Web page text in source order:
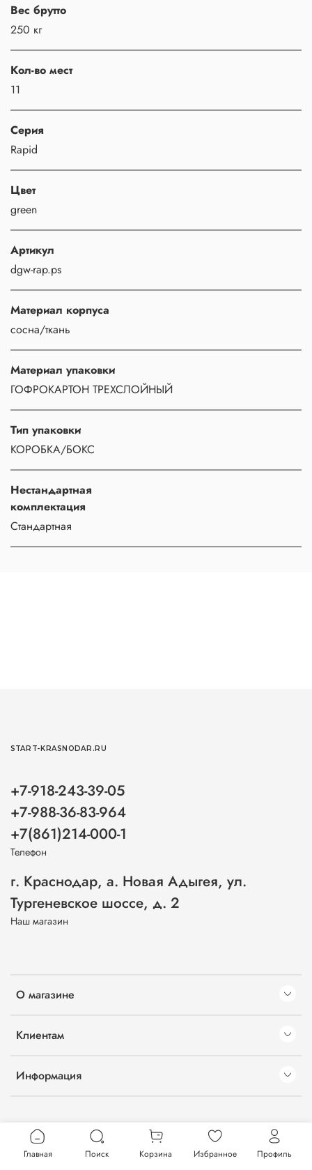
Вес брутто
250 кг
Кол-во мест
11
Серия
Rapid
Цвет
green
Артикул
dgw-rap.ps
Материал корпуса
сосна/ткань
Материал упаковки
ГОФРОКАРТОН ТРЕХСЛОЙНЫЙ
Тип упаковки
КОРОБКА/БОКС
Нестандартная
комплектация
Стандартная
О магазине
Клиентам
Информация
START-KRASNODAR.RU
+7-918-243-39-05
+7-988-36-83-964
+7(861)214-000-1
Телефон
г. Краснодар, а. Новая Адыгея, ул.
Тургеневское шоссе, д. 2
Наш магазин
Главная Поиск Корзина Избранное Профиль